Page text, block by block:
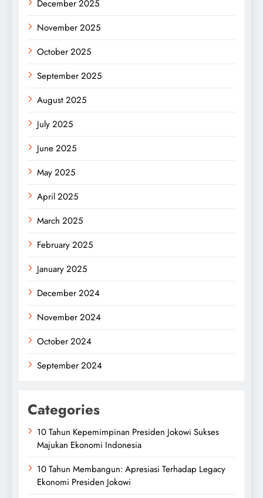
December 2025
November 2025
October 2025
September 2025
August 2025
July 2025
June 2025
May 2025
April 2025
March 2025
February 2025
January 2025
December 2024
November 2024
October 2024
September 2024
Categories
10 Tahun Kepemimpinan Presiden Jokowi Sukses
Majukan Ekonomi Indonesia
10 Tahun Membangun: Apresiasi Terhadap Legacy
Ekonomi Presiden Jokowi